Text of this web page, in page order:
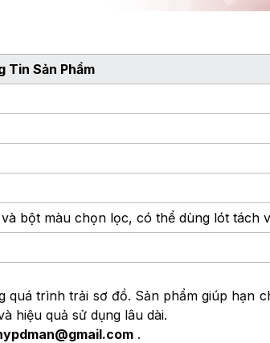
Tin Sản Phẩm
bột màu chọn lọc, có thể dùng lót tách
trình trải sơ đồ. Sản phẩm giúp hạn
hiệu quả sử dụng lâu dài.
.